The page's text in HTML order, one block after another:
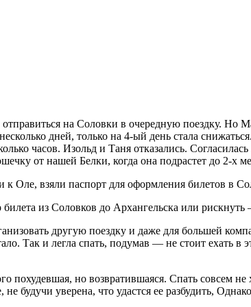
на Соловки в очередную поездку. Но
дней, только на 4-ый день стала
часов. Изольд и Таня отказались.
от нашей Белки, когда она подрастет до 2-х
Оле, взяли паспорт для оформления билетов в
из Соловков до Архангельска или
другую поездку и даже для большей
Так и легла спать, подумав — не стоит ехать в
похудевшая, но возвратившаяся. Спать совсем
будучи уверена, что удастся ее разбудить,